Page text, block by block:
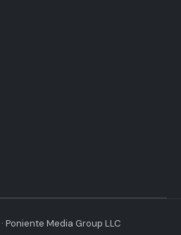
· Poniente Media Group LLC